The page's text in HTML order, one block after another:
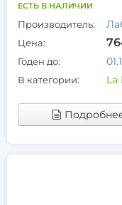
ЕСТЬ В НАЛИЧИИ
Производитель:
Цена:
Годен до:
В категории: La